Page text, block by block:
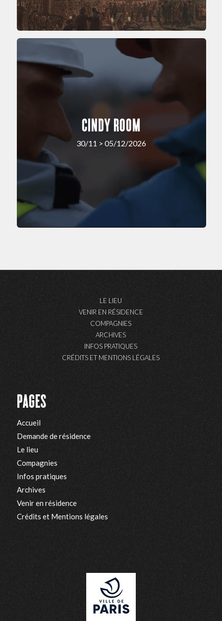
CINDY ROOM
30/11 > 05/12/2026
LE LIEU
VENIR EN RÉSIDENCE
COMPAGNIES
ARCHIVES
INFOS PRATIQUES
CRÉDITS ET MENTIONS LÉGALES
PAGES
Accueil
Demande de résidence
Le lieu
Compagnies
Infos pratiques
Archives
Venir en résidence
Crédits et Mentions légales